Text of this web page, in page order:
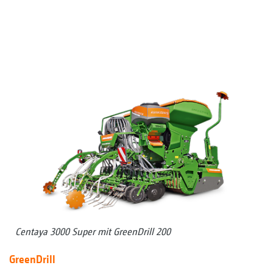
Centaya 3000 Super mit GreenDrill 200
GreenDrill